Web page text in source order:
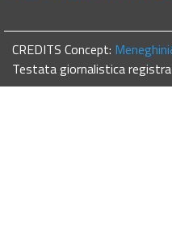
CREDITS Concept:
Testata giornalistica